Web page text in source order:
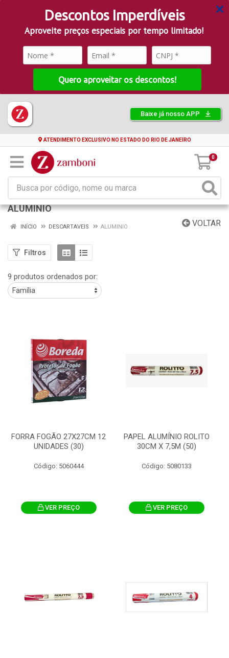
Descontos Imperdíveis
Aproveite preços especiais por tempo limitado!
Quero aproveitar os descontos!
Baixe já nosso APP
ATENDIMENTO EXCLUSIVO NO ESTADO DO RIO DE JANEIRO
0
ALUMINIO
VOLTAR
INÍCIO DESCARTAVEIS ALUMINIO
Filtros
9 produtos ordenados por:
FORRA FOGÃO 27X27CM 12
UNIDADES (30)
Código: 5060444
VER PREÇO
PAPEL ALUMÍNIO ROLITO
30CM X 7,5M (50)
Código: 5080133
VER PREÇO